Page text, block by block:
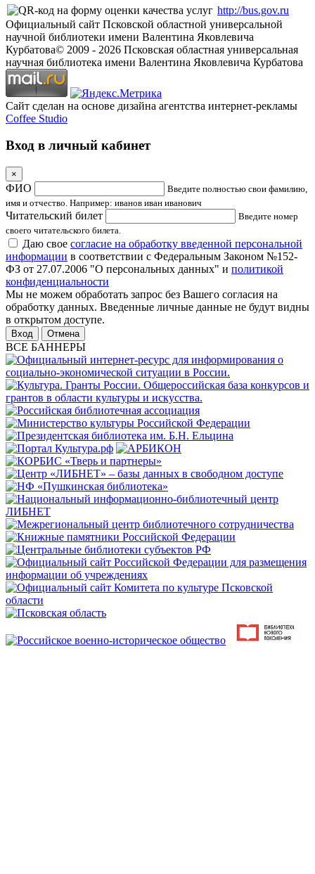
http://bus.gov.ru
Официальный сайт Псковской областной универсальной
научной библиотеки имени Валентина Яковлевича
Курбатова© 2009 - 2026 Псковская областная универсальная
научная библиотека имени Валентина Яковлевича Курбатова
Сайт сделан на основе дизайна агентства интернет-рекламы
Coffee Studio
Вход в личный кабинет
×
ФИО
Введите полностью свои фамилию,
имя и отчество. Например: иванов иван иванович
Читательский билет
Введите номер
своего читательского билета.
Даю свое согласие на обработку введенной персональной
информации в соответствии с Федеральным Законом №152-
ФЗ от 27.07.2006 "О персональных данных" и политикой
конфиденциальности
Мы не можем обработать запрос без Вашего согласия на
обработку данных. Введенные личные данные не будут видны
в открытом доступе.
Отмена
ВСЕ БАННЕРЫ